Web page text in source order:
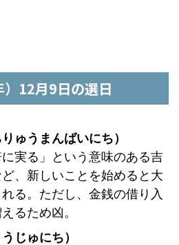
12月9日の選日
ゅうまんばいにち）
に実る」という意味のある吉
、新しいことを始めると大
る。ただし、金銭の借り入
るため凶。
じゅにち）